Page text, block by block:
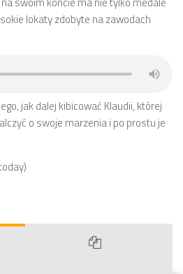
lokaty zdobyte na zawodach
jak dalej kibicować Klaudii, której
o swoje marzenia i po prostu je